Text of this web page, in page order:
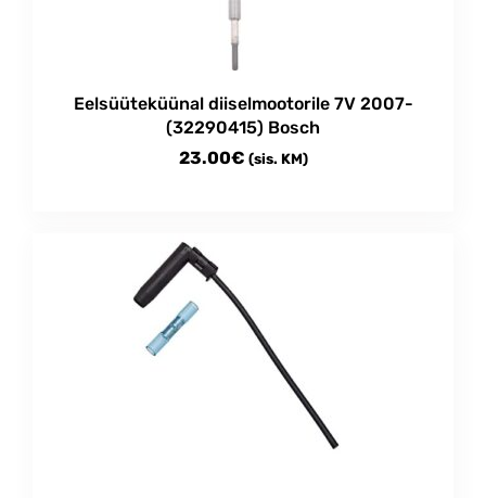
Eelsüüteküünal diiselmootorile 7V 2007-
(32290415) Bosch
23.00€ (sis. KM)